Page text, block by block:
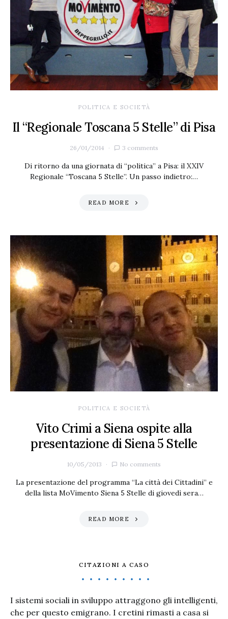
POLITICA E SOCIETÀ
Il “Regionale Toscana 5 Stelle” di Pisa
26/01/2014 3 comments
Di ritorno da una giornata di “politica” a Pisa: il XXIV
Regionale “Toscana 5 Stelle”. Un passo indietro:…
READ MORE
POLITICA E SOCIETÀ
Vito Crimi a Siena ospite alla
presentazione di Siena 5 Stelle
10/05/2013 No comments
La presentazione del programma “La città dei Cittadini” e
della lista MoVimento Siena 5 Stelle di giovedì sera…
READ MORE
CITAZIONI A CASO
I sistemi sociali in sviluppo attraggono gli intelligenti,
che per questo emigrano. I cretini rimasti a casa si